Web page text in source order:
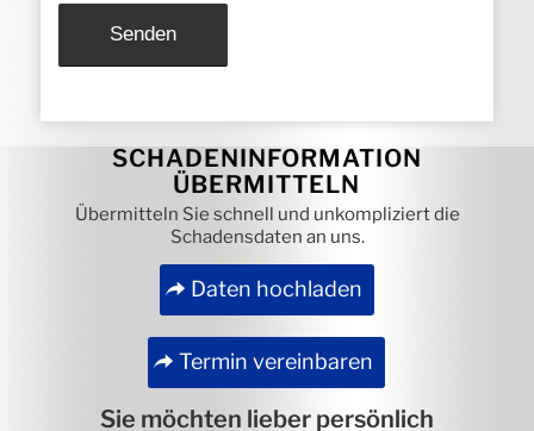
Alternative:
SCHADENINFORMATION
ÜBERMITTELN
Übermitteln Sie schnell und unkompliziert die
Schadensdaten an uns.
Daten hochladen
Termin vereinbaren
Sie möchten lieber persönlich